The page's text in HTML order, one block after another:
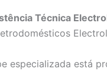
Técnica
especializada está